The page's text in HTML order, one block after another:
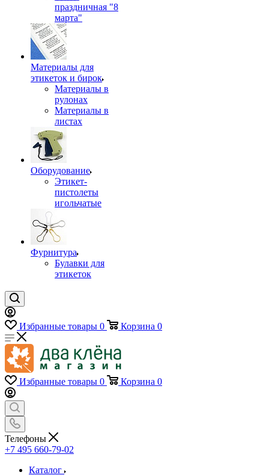
праздничная "8
марта"
Материалы для
этикеток и бирок
Материалы в
рулонах
Материалы в
листах
Оборудование
Этикет-
пистолеты
игольчатые
Фурнитура
Булавки для
этикеток
Избранные товары 0 Корзина 0
Избранные товары 0 Корзина 0
Телефоны
+7 495 660-79-02
Каталог